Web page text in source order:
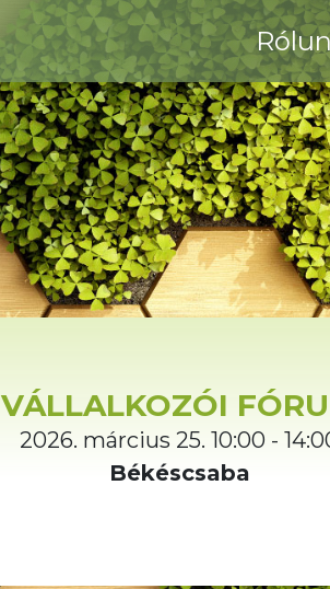
VÁLLALKOZÓI
2026. március 25. 10:00 -
Békéscsaba